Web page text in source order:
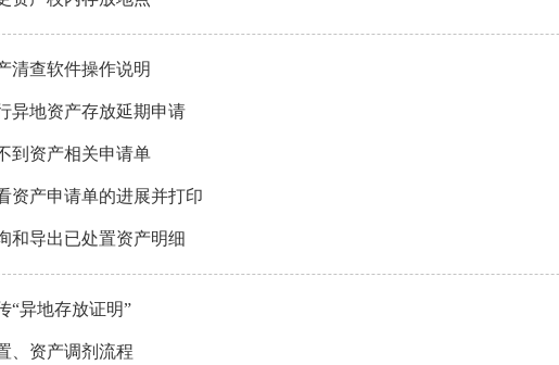
清查软件操作说明
异地资产存放延期申请
到资产相关申请单
资产申请单的进展并打印
和导出已处置资产明细
“异地存放证明”
、资产调剂流程